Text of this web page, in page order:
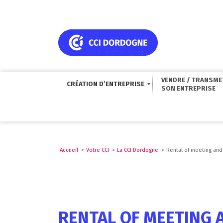
CRÉATION D’ENTREPRISE
VENDRE /
Accueil > Votre CCI > La CCI Dordogne > Rental of meeting
RENTAL OF MEETING